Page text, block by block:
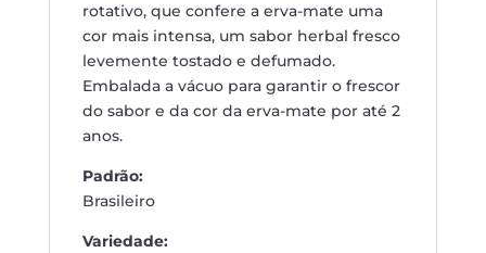
rotativo, que confere a erva-mate uma
cor mais intensa, um sabor herbal fresco
levemente tostado e defumado.
Embalada a vácuo para garantir o frescor
do sabor e da cor da erva-mate por até 2
anos.
Padrão:
Brasileiro
Variedade: